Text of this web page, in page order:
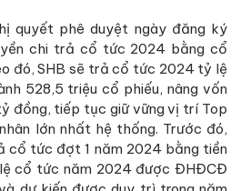
quyết phê duyệt ngày đăng ký
chi trả cổ tức 2024 bằng cổ
đó, SHB sẽ trả cổ tức 2024 tỷ lệ
528,5 triệu cổ phiếu, nâng vốn
đồng, tiếp tục giữ vững vị trí Top
lớn nhất hệ thống. Trước đó,
cổ tức đợt 1 năm 2024 bằng tiền
cổ tức năm 2024 được ĐHĐCĐ